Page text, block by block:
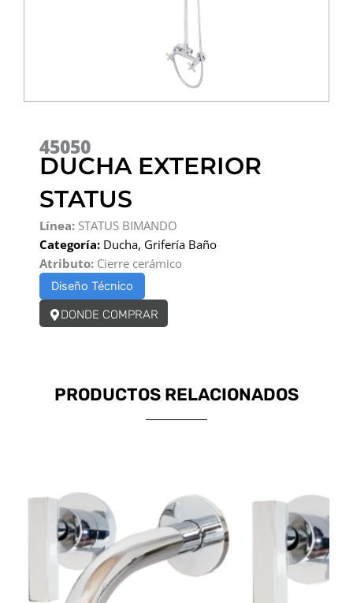
45050
DUCHA EXTERIOR
STATUS
Línea: STATUS BIMANDO
Categoría: Ducha, Grifería Baño
Atributo: Cierre cerámico
Diseño Técnico
DONDE COMPRAR
PRODUCTOS RELACIONADOS